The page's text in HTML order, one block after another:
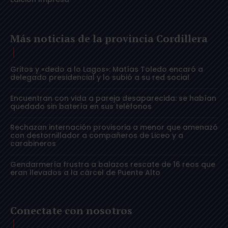
Más noticias de la provincia Cordillera
Gritos y «dedo a lo Lagos»: Matías Toledo encaró a
delegado presidencial y lo subió a su red social
Encuentran con vida a pareja desaparecida: se habían
quedado sin batería en sus teléfonos
Rechazan internación provisoria a menor que amenazó
con destornillador a compañeros de Liceo y a
carabineros
Gendarmería frustra a balazos rescate de 16 reos que
eran llevados a la cárcel de Puente Alto
Conectate con nosotros